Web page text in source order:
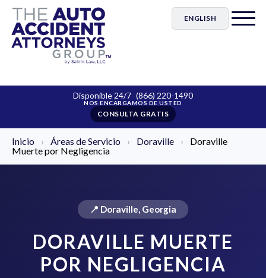
ENGLISH
Disponible 24/7 (866) 220-1490
CONSULTA GRATIS
Inicio › Áreas de Servicio › Doraville ›
Doraville
Muerte por Negligencia
📍 Doraville, Georgia
DORAVILLE MUERTE
POR NEGLIGENCIA